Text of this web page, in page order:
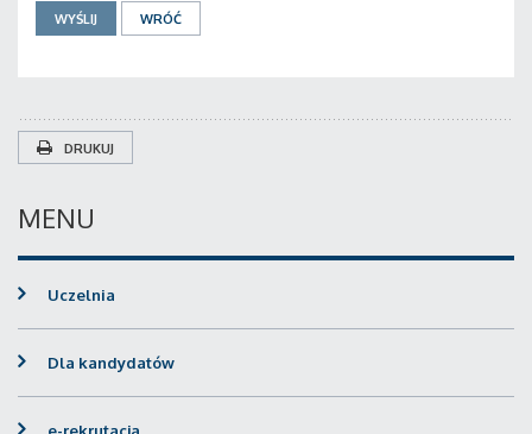
DRUKUJ
MENU
Uczelnia
Dla kandydatów